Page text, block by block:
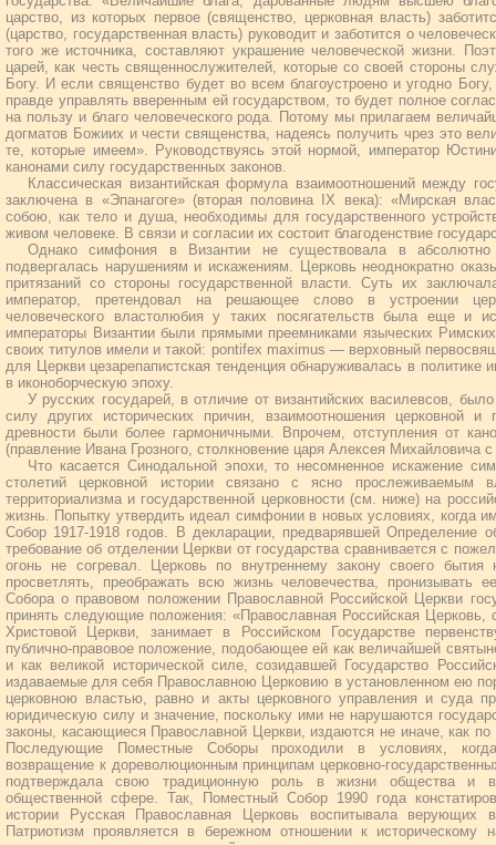
царство, из которых первое (священство, церковная власть)
(царство, государственная власть) руководит и заботится о
того же источника, составляют украшение человеческой жизни.
царей, как честь священнослужителей, которые со своей стороны
Богу. И если священство будет во всем благоустроено и угодно
правде управлять вверенным ей государством, то будет полное
на пользу и благо человеческого рода. Потому мы прилагаем
догматов Божиих и чести священства, надеясь получить чрез это
те, которые имеем». Руководствуясь этой нормой, император
канонами силу государственных законов.
Классическая византийская формула взаимоотношений между
заключена в «Эпанагоге» (вторая половина IX века): «Мирская
собою, как тело и душа, необходимы для государственного
живом человеке. В связи и согласии их состоит благоденствие
Однако симфония в Византии не существовала в
подвергалась нарушениям и искажениям. Церковь неоднократно
притязаний со стороны государственной власти. Суть их
император, претендовал на решающее слово в устроении
человеческого властолюбия у таких посягательств была еще и
императоры Византии были прямыми преемниками языческих
своих титулов имели и такой: pontifex maximus — верховный
для Церкви цезарепапистская тенденция обнаруживалась в политике
в иконоборческую эпоху.
У русских государей, в отличие от византийских василевсов,
силу других исторических причин, взаимоотношения церковной и
древности были более гармоничными. Впрочем, отступления от
(правление Ивана Грозного, столкновение царя Алексея Михайловича
Что касается Синодальной эпохи, то несомненное искажение
столетий церковной истории связано с ясно прослеживаемым
территориализма и государственной церковности (см. ниже) на
жизнь. Попытку утвердить идеал симфонии в новых условиях, когда
Собор 1917-1918 годов. В декларации, предварявшей Определение
требование об отделении Церкви от государства сравнивается с
огонь не согревал. Церковь по внутреннему закону своего бытия
просветлять, преображать всю жизнь человечества,
Собора о правовом положении Православной Российской Церкви
принять следующие положения: «Православная Российская Церковь,
Христовой Церкви, занимает в Российском Государстве
публично-правовое положение, подобающее ей как величайшей
и как великой исторической силе, созидавшей Государство
издаваемые для себя Православною Церковию в установленном ею
церковною властью, равно и акты церковного управления и суда
юридическую силу и значение, поскольку ими не нарушаются
законы, касающиеся Православной Церкви, издаются не иначе, как
Последующие Поместные Соборы проходили в условиях,
возвращение к дореволюционным принципам церковно-
подтверждала свою традиционную роль в жизни общества и
общественной сфере. Так, Поместный Собор 1990 года
истории Русская Православная Церковь воспитывала
Патриотизм проявляется в бережном отношении к историческому